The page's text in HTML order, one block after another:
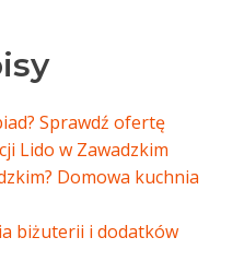
Sprawdź ofertę
Lido w Zawadzkim
Domowa kuchnia
biżuterii i dodatków